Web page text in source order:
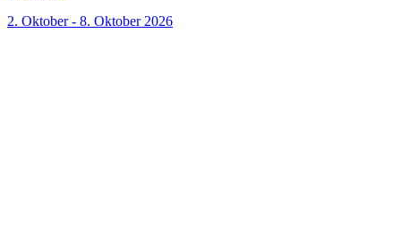
2. Oktober - 8. Oktober 2026